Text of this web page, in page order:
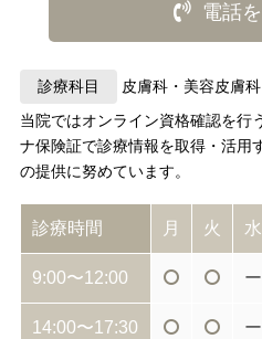
電話
診療科目
皮膚科・美容皮膚科
当院ではオンライン資格確認を行
ナ保険証で診療情報を取得・活用
の提供に努めています。
診療時間 月 火 水
9:00〜12:00 ー
14:00〜17:30 ー